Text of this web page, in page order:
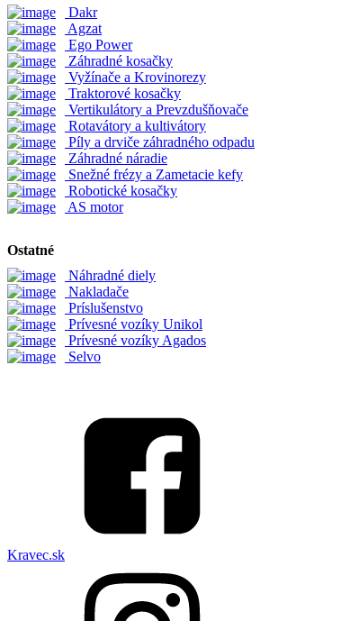
Dakr
Agzat
Ego Power
Záhradné kosačky
Vyžínače a Krovinorezy
Traktorové kosačky
Vertikulátory a Prevzdušňovače
Rotavátory a kultivátory
Píly a drviče záhradného odpadu
Záhradné náradie
Snežné frézy a Zametacie kefy
Robotické kosačky
AS motor
Ostatné
Náhradné diely
Nakladače
Príslušenstvo
Prívesné vozíky Unikol
Prívesné vozíky Agados
Selvo
Kravec.sk